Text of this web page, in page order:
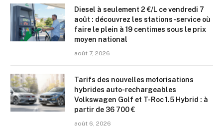
Diesel à seulement 2 €/L ce vendredi 7
août : découvrez les stations-service où
faire le plein à 19 centimes sous le prix
moyen national
août 7, 2026
Tarifs des nouvelles motorisations
hybrides auto-rechargeables
Volkswagen Golf et T-Roc 1.5 Hybrid : à
partir de 36 700 €
août 6, 2026